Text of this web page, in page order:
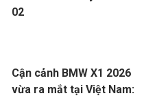
02
Cận cảnh BMW X1 2026
vừa ra mắt tại Việt Nam: